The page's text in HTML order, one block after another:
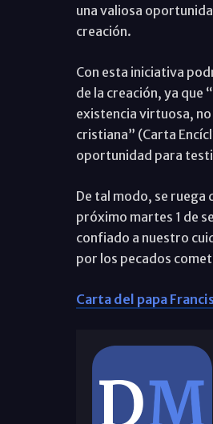
una valiosa
creación.
Con esta iniciativa
de la creación, ya que
existencia virtuosa,
cristiana” (Carta
oportunidad para
De tal modo, se ruega
próximo martes 1 de
confiado a nuestro
por los pecados
Carta del papa